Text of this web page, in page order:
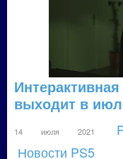
выходит в
14 июля 2021
Новости PS5